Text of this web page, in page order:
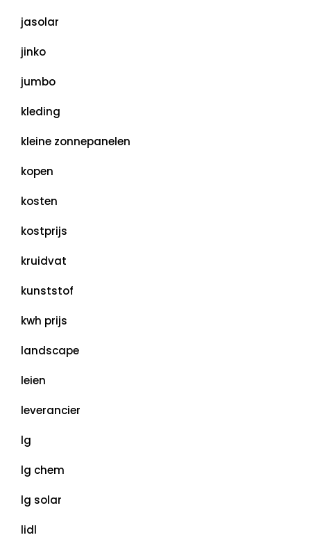
jasolar
jinko
jumbo
kleding
kleine zonnepanelen
kopen
kosten
kostprijs
kruidvat
kunststof
kwh prijs
landscape
leien
leverancier
lg
lg chem
lg solar
lidl